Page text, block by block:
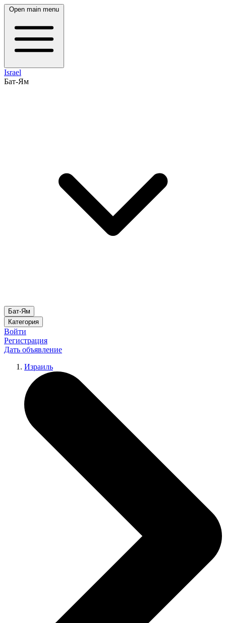
Open main menu
Israel
Бат-Ям
Бат-Ям
Категория
Войти
Регистрация
Дать объявление
Израиль